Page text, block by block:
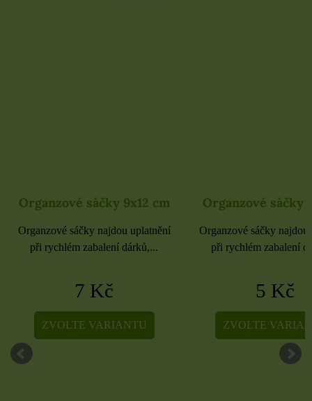
Organzové sáčky 9x12 cm
Organzové sáčky najdou uplatnění
při rychlém zabalení dárků,...
7 Kč
ZVOLTE VARIANTU
Organzové sáčky
Organzové sáčky najdou
při rychlém zabalení
5 Kč
ZVOLTE